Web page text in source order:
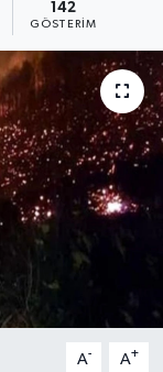
142
GÖSTERIM
A- A+